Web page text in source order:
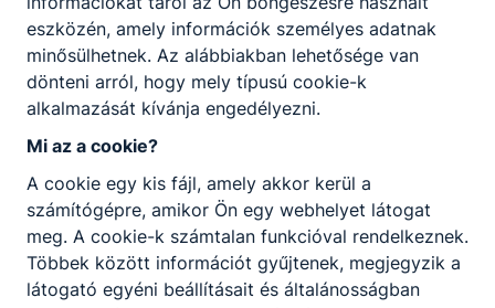
alternatív hajtású járművek iránt.
KOMPETENCIAELVÁRÁS
Jó ﬁzikum, kézügyesség, szakszerű
kommunikáció, csapatmunka, felelősségtudat,
A SZAKKÉPZETTSÉGGEL RENDELKEZŐ
elvégzi a javítandó gépjármű
eszközén, amely információk személyes adatnak
minősülhetnek. Az alábbiakban lehetősége van
dönteni arról, hogy mely típusú cookie-k
alkalmazását kívánja engedélyezni.
Mi az a cookie?
A cookie egy kis fájl, amely akkor kerül a
számítógépre, amikor Ön egy webhelyet látogat
meg. A cookie-k számtalan funkcióval rendelkeznek.
Többek között információt gyűjtenek, megjegyzik a
látogató egyéni beállításait és általánosságban